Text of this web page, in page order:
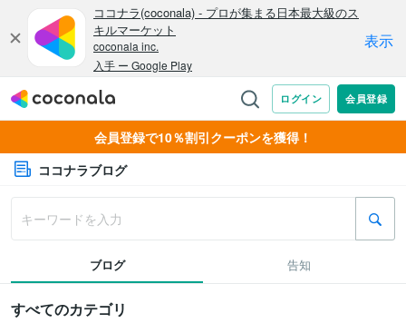
会員登録で10％割引クーポンを獲得！
ココナラブログ
ブログ 告知
すべてのカテゴリ